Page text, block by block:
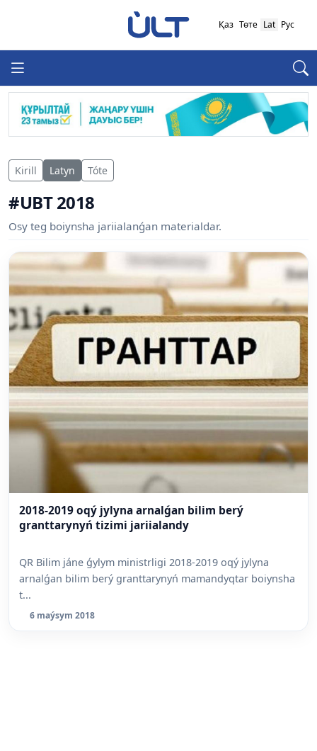
Қаз Төте Lat Рус
Kirill Latyn Tóte
#UBT 2018
Osy teg boiynsha jariialanǵan materialdar.
2018-2019 oqý jylyna arnalǵan bilim berý
granttarynyń tizimi jariialandy
QR Bilim jáne ǵylym ministrligi 2018-2019 oqý jylyna
arnalǵan bilim berý granttarynyń mamandyqtar boiynsha
t...
6 maýsym 2018